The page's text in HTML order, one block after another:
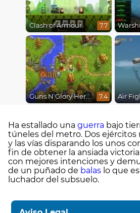
Clash of Armour 7.7
Guns N Glory Heroes 7.4 Air
Ha estallado una guerra bajo
túneles del metro. Dos ejércitos
y las vías disparando los unos
fin de obtener la ansiada
con mejores intenciones y
de un puñado de balas lo que
luchador del subsuelo.